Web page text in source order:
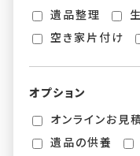
遺品整理
空き家片付け
オプション
オンラインお見
遺品の供養